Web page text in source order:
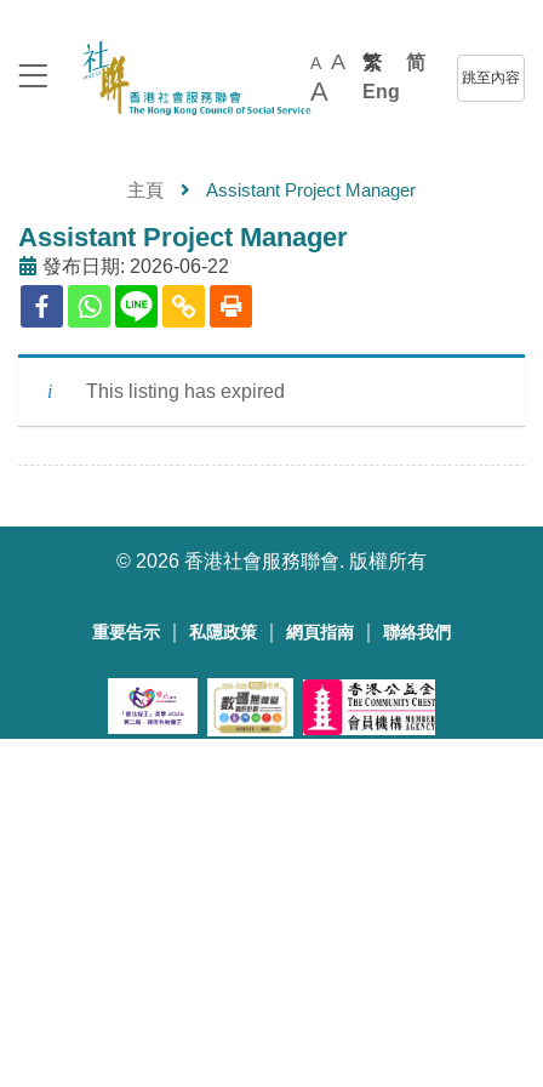
A A
A
繁
简
Eng
跳至內容
主頁 Assistant Project Manager
Assistant Project Manager
發布日期: 2026-06-22
This listing has expired
© 2026 香港社會服務聯會. 版權所有
重要告示 私隱政策 網頁指南 聯絡我們